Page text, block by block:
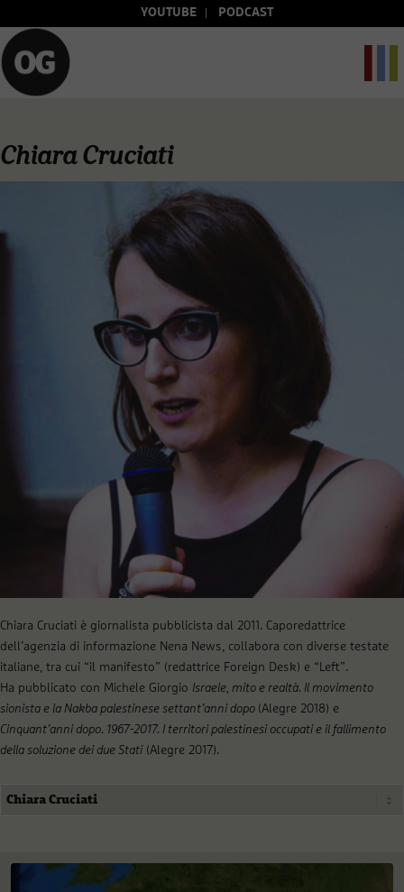
YOUTUBE PODCAST
Chiara Cruciati
Chiara Cruciati è giornalista pubblicista dal 2011. Caporedattrice
dell’agenzia di informazione Nena News, collabora con diverse testate
italiane, tra cui “il manifesto” (redattrice Foreign Desk) e “Left”.
Ha pubblicato con Michele Giorgio Israele, mito e realtà. Il movimento
sionista e la Nakba palestinese settant’anni dopo (Alegre 2018) e
Cinquant’anni dopo. 1967-2017. I territori palestinesi occupati e il fallimento
della soluzione dei due Stati (Alegre 2017).